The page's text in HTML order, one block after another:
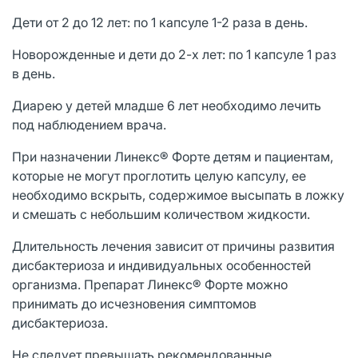
Дети от 2 до 12 лет: по 1 капсуле 1-2 раза в день.
Новорожденные и дети до 2-х лет: по 1 капсуле 1 раз
в день.
Диарею у детей младше 6 лет необходимо лечить
под наблюдением врача.
При назначении Линекс® Форте детям и пациентам,
которые не могут проглотить целую капсулу, ее
необходимо вскрыть, содержимое высыпать в ложку
и смешать с небольшим количеством жидкости.
Длительность лечения зависит от причины развития
дисбактериоза и индивидуальных особенностей
организма. Препарат Линекс® Форте можно
принимать до исчезновения симптомов
дисбактериоза.
Не следует превышать рекомендованные